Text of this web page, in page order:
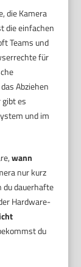
die Kamera
die einfachen
Teams und
für
Abziehen
es
und im
wann
nur kurz
du dauerhafte
Hardware-
du